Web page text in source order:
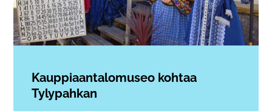
Kauppiaantalomuseo kohtaa
Tylypahkan